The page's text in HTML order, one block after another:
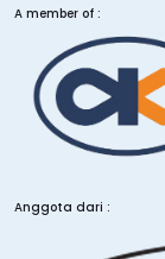
A member of :
Anggota dari :